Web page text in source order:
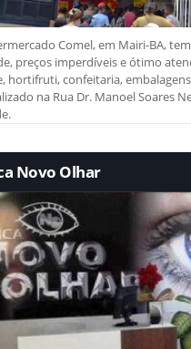
Comel, em Mairi-BA,
preços imperdíveis e ótimo
hortifruti, confeitaria,
na Rua Dr. Manoel Soares
Novo Olhar